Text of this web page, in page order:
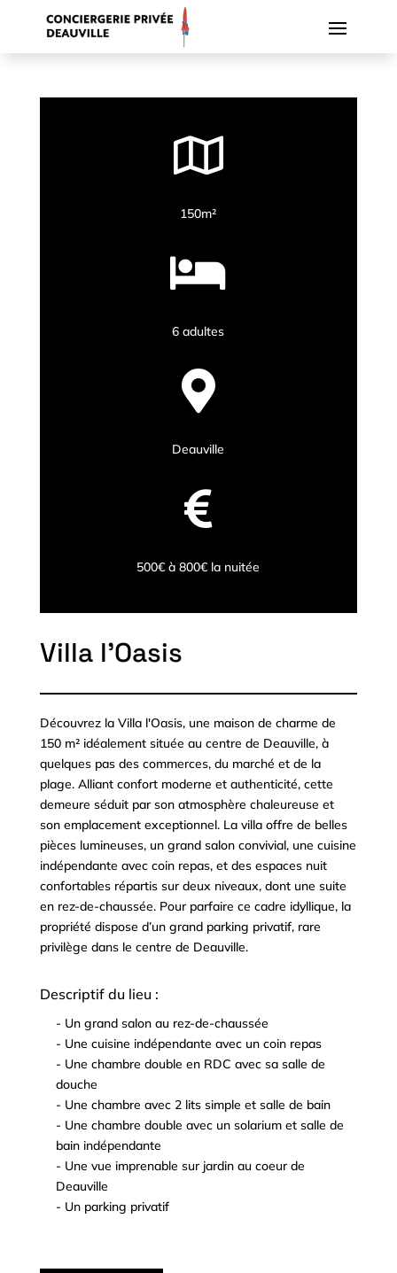

150m²

6 adultes

Deauville

500€ à 800€ la nuitée
Villa l'Oasis
Découvrez la Villa l'Oasis, une maison de charme de
150 m² idéalement située au centre de Deauville, à
quelques pas des commerces, du marché et de la
plage. Alliant confort moderne et authenticité, cette
demeure séduit par son atmosphère chaleureuse et
son emplacement exceptionnel. La villa offre de belles
pièces lumineuses, un grand salon convivial, une cuisine
indépendante avec coin repas, et des espaces nuit
confortables répartis sur deux niveaux, dont une suite
en rez-de-chaussée. Pour parfaire ce cadre idyllique, la
propriété dispose d’un grand parking privatif, rare
privilège dans le centre de Deauville.
Descriptif du lieu :
- Un grand salon au rez-de-chaussée
- Une cuisine indépendante avec un coin repas
- Une chambre double en RDC avec sa salle de
douche
- Une chambre avec 2 lits simple et salle de bain
- Une chambre double avec un solarium et salle de
bain indépendante
- Une vue imprenable sur jardin au coeur de
Deauville
- Un parking privatif